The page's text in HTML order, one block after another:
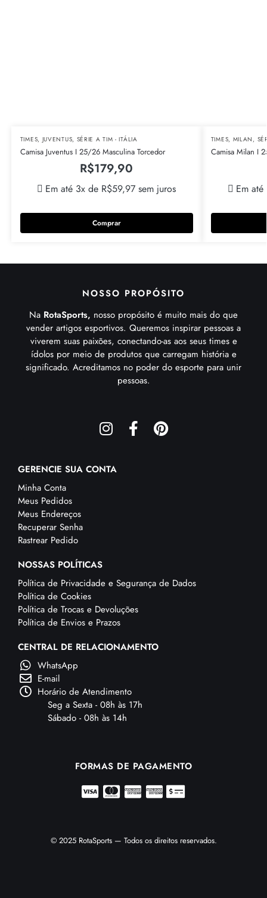
TIMES, JUVENTUS, SÉRIE A TIM - ITÁLIA
Camisa Juventus I 25/26 Masculina Torcedor
R$179,90
Em até 3x de R$59,97 sem juros
Comprar
TIMES, MILAN ,
Camisa Milan I
Em
NOSSO PROPÓSITO
Na RotaSports, nosso propósito é muito mais do que
vender artigos esportivos. Queremos inspirar pessoas a
viverem suas paixões, conectando-as aos seus times e
ídolos por meio de produtos que carregam história e
significado. Acreditamos no poder do esporte para unir
pessoas.
GERENCIE SUA CONTA
Minha Conta
Meus Pedidos
Meus Endereços
Recuperar Senha
Rastrear Pedido
NOSSAS POLÍTICAS
Política de Privacidade e Segurança de Dados
Política de Cookies
Política de Trocas e Devoluções
Política de Envios e Prazos
CENTRAL DE RELACIONAMENTO
WhatsApp
E-mail
Horário de Atendimento
Seg a Sexta - 08h às 17h
Sábado - 08h às 14h
FORMAS DE PAGAMENTO
© 2025 RotaSports — Todos os direitos reservados.